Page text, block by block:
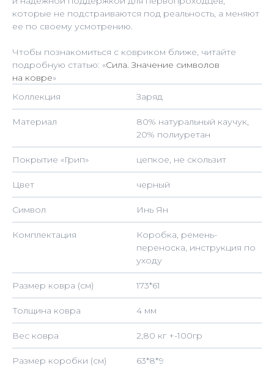
которые не подстраиваются под реальность, а меняют
ее по своему усмотрению.
Чтобы познакомиться с ковриком ближе, читайте
подробную статью: «Сила. Значение символов
на ковре»
Коллекция
Заряд
Материал
80% натуральный каучук,
20% полиуретан
Покрытие «Грип» цепкое, не скользит
Цвет черный
Символ Инь Ян
Комплектация
Коробка, ремень-
переноска, инструкция по
уходу
Размер ковра (см) 173*61
Толщина ковра 4 мм
Вес ковра 2,80 кг +-100гр
Размер коробки (см) 63*8*9
КОНТАКТЫ
Связаться с нами, узнать статус заказа
и пообщаться по любым вопросам можно
с понедельника по пятницу, с 10:00 до 20:00.
Телефон:
+7 984 222-63-77
По общим вопросам:
zenyoga@mail.ru
Соц сети и мессенджеры:
ИП ШИШЛОВА НАТАЛЬЯ ВИКТОРОВНА
ИНН 253611284341